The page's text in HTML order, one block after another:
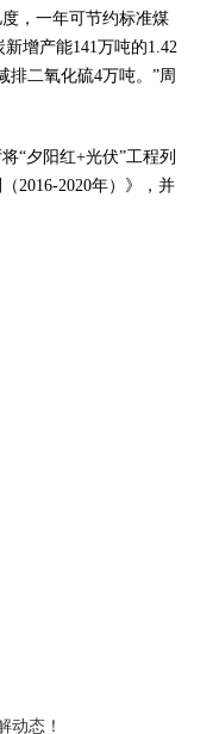
，一年可节约标准煤
增产能141万吨的1.42
排二氧化硫4万吨。”周
“夕阳红+光伏”工程列
2016-2020年）》，并
动态！